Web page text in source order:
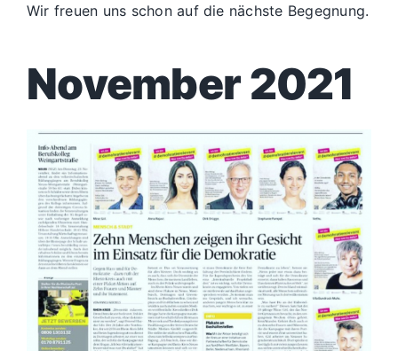
Wir freuen uns schon auf die nächste Begegnung.
November 2021